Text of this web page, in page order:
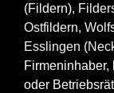
(Fildern),
Ostfildern,
Esslingen
oder